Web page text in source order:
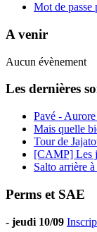
Mot de passe
A venir
Aucun évènement
Les dernières
Pavé -
Mais quelle
Tour de
[CAMP] Les
Salto arrière
Perms et SAE
- jeudi 10/09